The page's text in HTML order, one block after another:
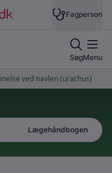
Lægehåndbogen